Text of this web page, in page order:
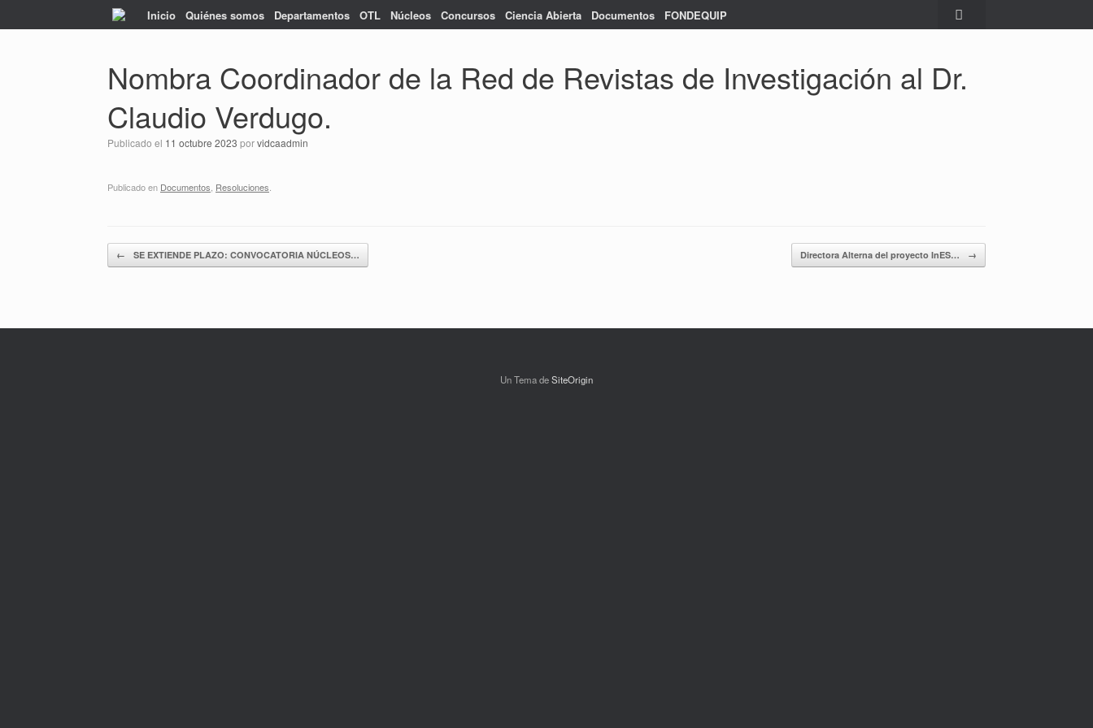
Inicio Quiénes somos Departamentos OTL Núcleos Concursos Ciencia Abierta Documentos FONDEQUIP
Nombra Coordinador de la Red de Revistas de Investigación al Dr.
Claudio Verdugo.
Publicado el 11 octubre 2023 porvidcaadmin
Publicado en Documentos Resoluciones
Navegador de artículos
← SE EXTIENDE PLAZO: CONVOCATORIA NÚCLEOS… Directora Alterna del proyecto InES… →
Un Tema deSiteOrigin